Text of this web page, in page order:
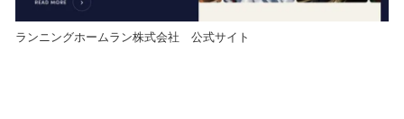
ランニングホームラン株式会社 公式サイト